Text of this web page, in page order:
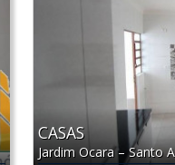
CASAS
Jardim Ocara– Santo